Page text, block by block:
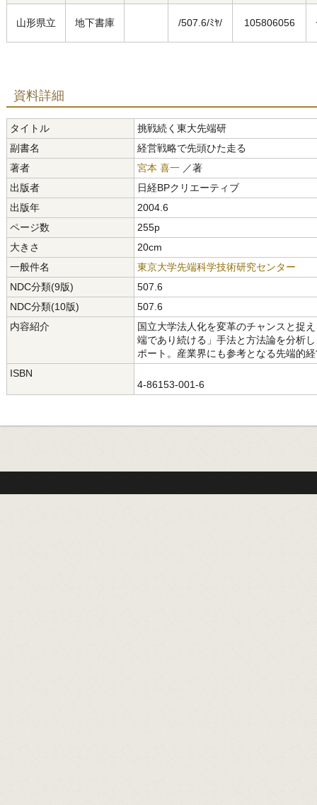
山形県立 地下書庫 /507.6/ﾐﾔ/ 105806056
資料詳細
タイトル
挑戦続く東大先端研
副書名
経営戦略で先頭ひた走る
著者
宮本 喜一 ／著
出版者
日経BPクリエーティブ
出版年
2004.6
ページ数
255p
大きさ
20cm
一般件名
東京大学先端科学技術研究センター
NDC分類(9版)
507.6
NDC分類(10版)
507.6
内容紹介
国立大学法人化を変革のチャンスと捉
端であり続ける」手法と方法論を分析
ポート。産業界にも参考となる先端的
ISBN
4-86153-001-6